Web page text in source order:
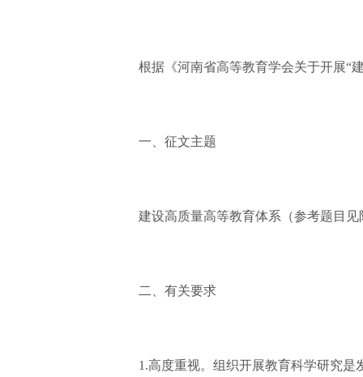
根据《河南省高等教育学会关于开展“
一、征文主题
建设高质量高等教育体系（参考题目见
二、有关要求
1.高度重视。组织开展教育科学研究